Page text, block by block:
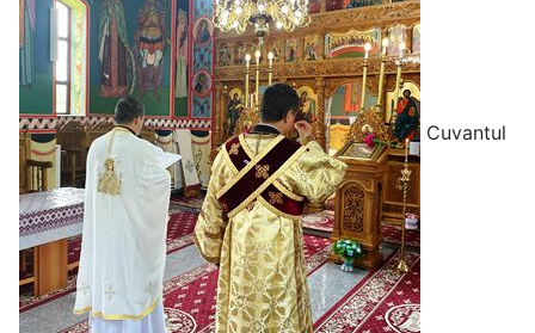
Cuvantul